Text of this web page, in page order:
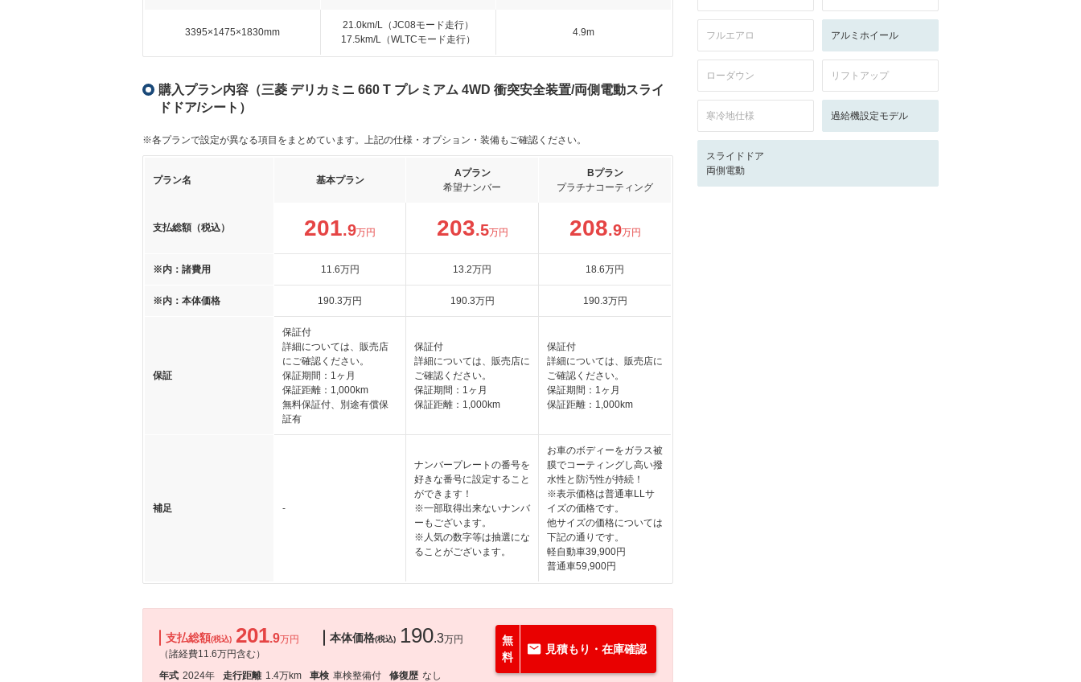
3395×1475×1830mm
21.0km/L（JC08モード走行）
17.5km/L（WLTCモード走行）
4.9m
購入プラン内容（三菱 デリカミニ 660 T プレミアム 4WD 衝突安全装置/両側電動スライ
ドドア/シート）
※各プランで設定が異なる項目をまとめています。上記の仕様・オプション・装備もご確認ください。
プラン名 基本プラン
Aプラン
希望ナンバー
Bプラン
プラチナコーティング
支払総額（税込） 201.9万円 203.5万円 208.9万円
※内：諸費用 11.6万円 13.2万円 18.6万円
※内：本体価格 190.3万円 190.3万円 190.3万円
保証
保証付
詳細については、販売店
にご確認ください。
保証期間：1ヶ月
保証距離：1,000km
無料保証付、別途有償保
証有
保証付
詳細については、販売店に
ご確認ください。
保証期間：1ヶ月
保証距離：1,000km
保証付
詳細については、販売店に
ご確認ください。
保証期間：1ヶ月
保証距離：1,000km
補足 -
ナンバープレートの番号を
好きな番号に設定すること
ができます！
※一部取得出来ないナンバ
ーもございます。
※人気の数字等は抽選にな
ることがございます。
お車のボディーをガラス被
膜でコーティングし高い撥
水性と防汚性が持続！
※表示価格は普通車LLサ
イズの価格です。
他サイズの価格については
下記の通りです。
軽自動車39,900円
普通車59,900円
支払総額(税込) 201.9万円
（諸経費11.6万円含む）
本体価格(税込) 190.3万円
年式 2024年 走行距離 1.4万km 車検 車検整備付 修復歴 なし
無
料
見積もり・在庫確認
フルエアロ アルミホイール
ローダウン リフトアップ
寒冷地仕様 過給機設定モデル
スライドドア
両側電動